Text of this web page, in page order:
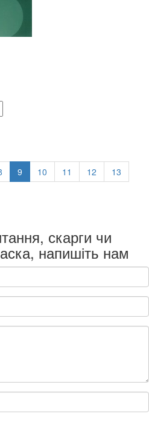
9 10 11 12
13
скарги чи
напишіть нам